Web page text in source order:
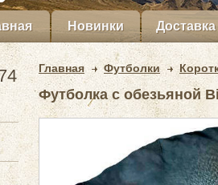
Новинки Доставка
Главная Футболки
Футболка с обезьяной